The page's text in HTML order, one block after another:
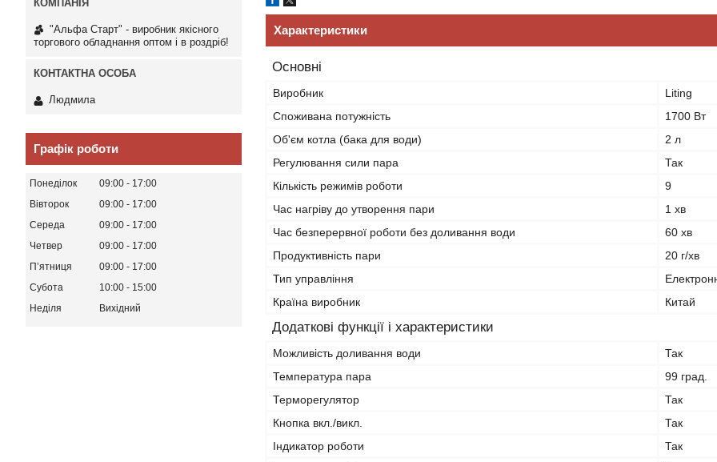
Характеристики
Основні
Виробник
Liting
Споживана потужність
1700 Вт
Об'єм котла (бака для води)
2 л
Регулювання сили пара
Так
Кількість режимів роботи
9
Час нагріву до утворення пари
1 хв
Час безперервної роботи без доливання води
60 хв
Продуктивність пари
20 г/хв
Тип управління
Країна виробник
Китай
Додаткові функції і характеристики
Можливість доливання води
Так
Температура пара
99 град.
Терморегулятор
Так
Кнопка вкл./викл.
Так
Індикатор роботи
Так
"Альфа Старт" - виробник якісного
торгового обладнання оптом і в роздріб!
Людмила
Графік роботи
Понеділок 09:00
17:00
Вівторок
09:00
17:00
Середа
09:00
17:00
Четвер
09:00
17:00
Пʼятниця
09:00
17:00
Субота
10:00
15:00
Неділя
Вихідний